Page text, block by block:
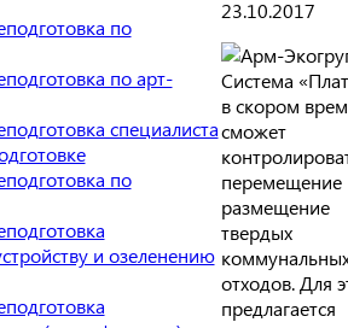
по
по арт-
специалиста
по
и озеленению
23.10.2017
Система
в скором
сможет
перемещение
размещение
твердых
отходов. Для
предлагается